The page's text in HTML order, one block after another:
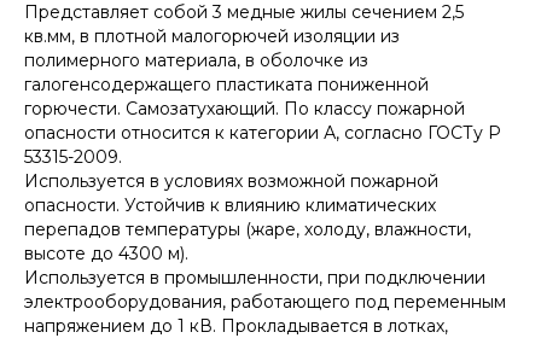
Представляет собой 3 медные жилы сечением 2,5
кв.мм, в плотной малогорючей изоляции из
полимерного материала, в оболочке из
галогенсодержащего пластиката пониженной
горючести. Самозатухающий. По классу пожарной
опасности относится к категории А, согласно ГОСТу Р
53315-2009.
Используется в условиях возможной пожарной
опасности. Устойчив к влиянию климатических
перепадов температуры (жаре, холоду, влажности,
высоте до 4300 м).
Используется в промышленности, при подключении
электрооборудования, работающего под переменным
напряжением до 1 кВ. Прокладывается в лотках,